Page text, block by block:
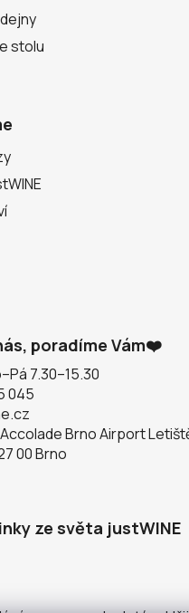
stolu
poradíme Vám❤️
7.30–15.30
045
Brno Airport
00 Brno
ze světa justWINE